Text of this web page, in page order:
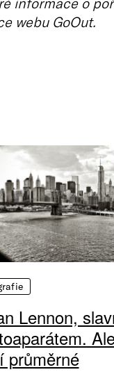
webu GoOut.
Lennon,
průměrné